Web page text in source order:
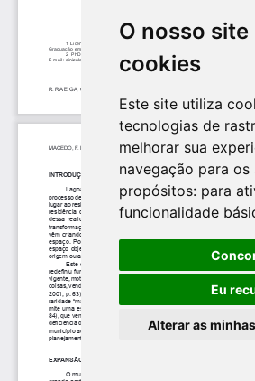
O nosso site
cookies
Este site utiliza
tecnologias de
melhorar sua
navegação para os
propósitos: para
funcionalidade
Eu
Alterar as